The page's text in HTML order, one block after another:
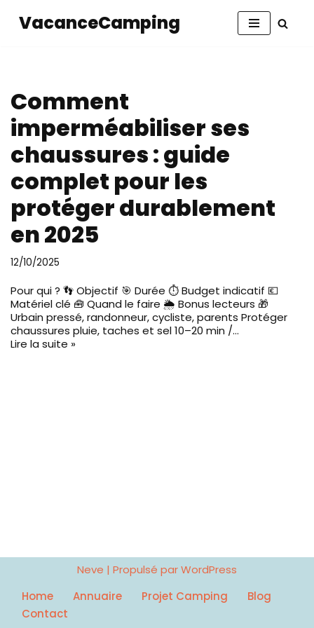
VacanceCamping
Comment
imperméabiliser ses
chaussures : guide
complet pour les
protéger durablement
en 2025
12/10/2025
Pour qui ? 👣 Objectif 🎯 Durée ⏱️ Budget indicatif 💶
Matériel clé 🧰 Quand le faire 🌦️ Bonus lecteurs 🎁
Urbain pressé, randonneur, cycliste, parents Protéger
chaussures pluie, taches et sel 10–20 min /…
Lire la suite »
Neve | Propulsé parWordPress
Home
Annuaire Projet Camping
Blog
Contact